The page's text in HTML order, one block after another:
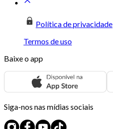
Política de privacidade
Termos de uso
Baixe o app
Siga-nos nas mídias sociais